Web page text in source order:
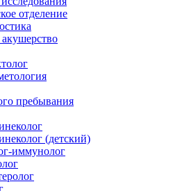
отделение
пребывания
(детский)
иммунолог